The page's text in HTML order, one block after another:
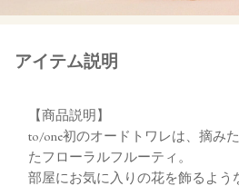
アイテム説明
【商品説明】
to/one初のオードトワレは、摘み
たフローラルフルーティ。
部屋にお気に入りの花を飾るよう